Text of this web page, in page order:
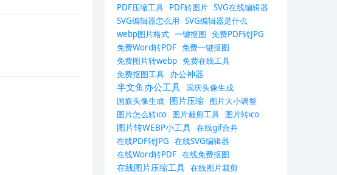
PDF压缩工具 PDF转图片 SVG在线编辑器
SVG编辑器怎么用 SVG编辑器是什么
webp图片格式 一键抠图 免费PDF转JPG
免费Word转PDF 免费一键抠图
免费图片转webp 免费在线工具
免费抠图工具 办公神器
半文鱼办公工具 国庆头像生成
国旗头像生成 图片压缩 图片大小调整
图片怎么转ico 图片裁剪工具 图片转ico
图片转WEBP小工具 在线gif合并
在线PDF转JPG 在线SVG编辑器
在线Word转PDF 在线免费抠图
在线图片压缩工具 在线图片裁剪